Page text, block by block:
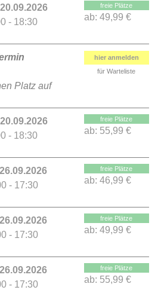
- 18:30
freie Plätze
ab: 49,99 €
Platz auf
hier anmelden
für Warteliste
- 18:30
freie Plätze
ab: 55,99 €
- 17:30
freie Plätze
ab: 46,99 €
- 17:30
freie Plätze
ab: 49,99 €
- 17:30
freie Plätze
ab: 55,99 €